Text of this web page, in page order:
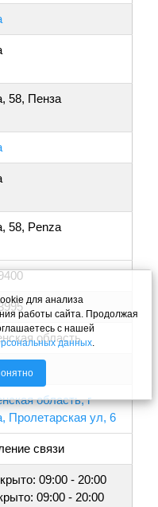
58, Пенза
58, Penza
область
область, г
Пролетарская ул, 6
связи
09:00 - 20:00
09:00 - 20:00
для анализа
работы сайта. Продолжая
с нашей
данных